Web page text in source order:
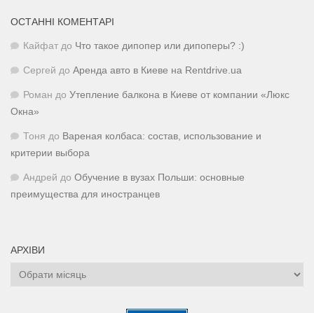
ОСТАННІ КОМЕНТАРІ
Кайфат до Что такое дипопер или дипоперы? :)
Сергей до Аренда авто в Киеве на Rentdrive.ua
Роман до Утепление балкона в Киеве от компании «Люкс
Окна»
Тоня до Вареная колбаса: состав, использование и
критерии выбора
Андрей до Обучение в вузах Польши: основные
преимущества для иностранцев
АРХІВИ
Архіви